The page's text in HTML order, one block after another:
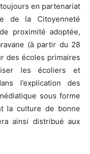
en partenariat
de la Citoyenneté
proximité adoptée,
(à partir du 28
des écoles primaires
les écoliers et
l’explication des
sous forme
la culture de bonne
ainsi distribué aux